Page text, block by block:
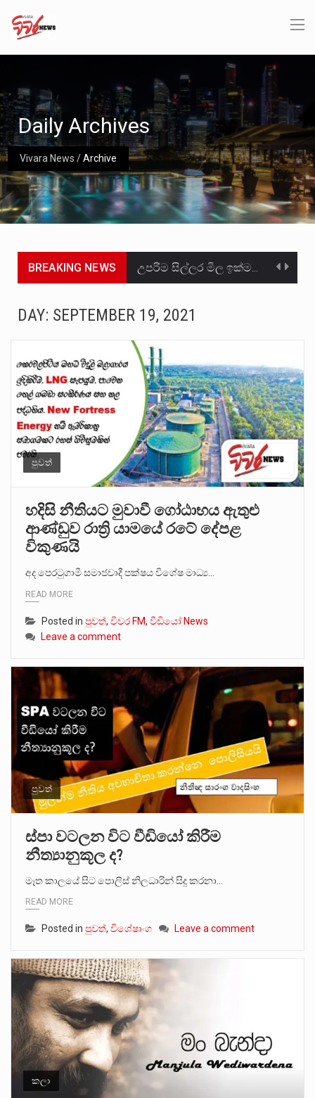
Vivara News /Archive
Daily Archives
BREAKING NEWS
මේ, දන්නා හඳුනන ලියන්නකුගේ නන්නාඳුනන අඩවියක සැරිසරා ලද ආස්වාදනීය මොහොතක සිංහාවලෝකනයකි .කෙටි කවියක දිගු බර…
වත්මන් ආණ්ඩුවේ ප්‍රධාන පාර්ශවකරුවා වන ජනතා විමුක්ති පෙරමුණේ කාලයක පටන් තිබුණු ප්‍රධාන සටන් පාඨයක් වූවේ…
සංවිධානාත්මක අපරාධකරුවකු වන ලොකු පැටිගේ ප්‍රධාන වෙඩික්කරු බවට සැක කරන ගිං ගඟේ ගිල්වා මරා දමා…
උපරිමාධිකරණ විනිශ්චයකාරවරුන්ගේ හා ඉන් පහළ විනිශ්චයකාරවරුන්ගේ විශ්‍රාම වයස දීර්ඝ කිරීම සඳහා සකස් කර ඇති විසිදෙවන…
DAY: SEPTEMBER 19, 2021
පුවත්
හදිසි නීතියට මුවාවී ගෝඨාභය ඇතුළු
ආණ්ඩුව රාත්‍රි යාමයේ රටේ දේපළ
විකුණයි
අද පෙරටුගාමී සමාජවාදී පක්ෂය විශේෂ මාධ්‍ය…
READ MORE
Posted in පුවත්, විවර FM, වීඩියෝ News
Leave a comment
පුවත්
ස්පා වටලන විට වීඩියෝ කිරීම
නීත්‍යානුකූල ද?
මෑත කාලයේ සිට පොලිස් නිලධාරින් සිදු කරනා…
READ MORE
Posted in පුවත්, විශේෂාංග Leave a comment
කලා